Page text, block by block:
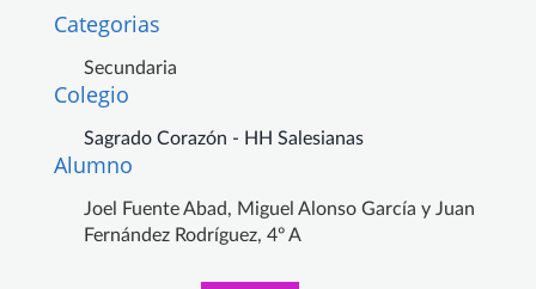
Categorias
Secundaria
Colegio
Sagrado Corazón - HH Salesianas
Alumno
Joel Fuente Abad, Miguel Alonso García y Juan
Fernández Rodríguez, 4º A